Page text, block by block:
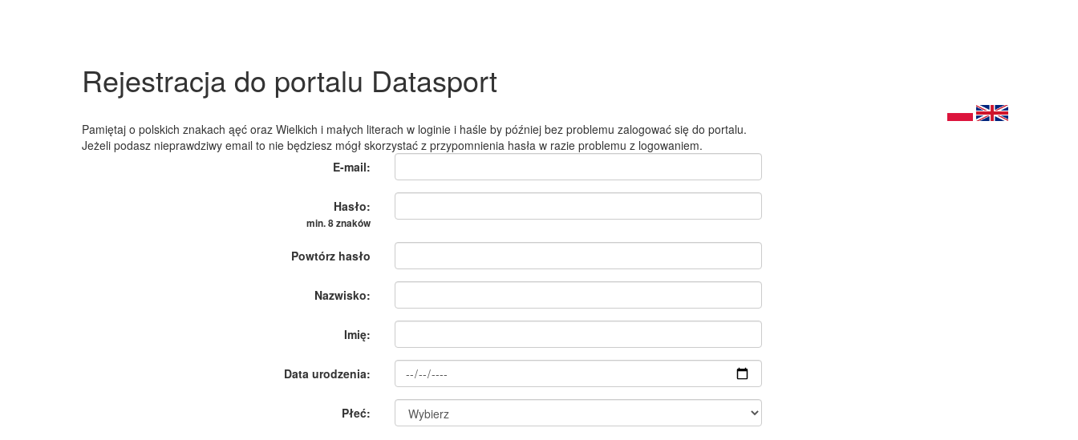
Rejestracja do portalu Datasport
Pamiętaj o polskich znakach ąęć oraz Wielkich i małych literach w loginie i haśle by później bez problemu zalogować się do portalu.
Jeżeli podasz nieprawdziwy email to nie będziesz mógł skorzystać z przypomnienia hasła w razie problemu z logowaniem.
E-mail:
Hasło:
min. 8 znaków
Powtórz hasło
Nazwisko:
Imię:
Data urodzenia:
Płeć: